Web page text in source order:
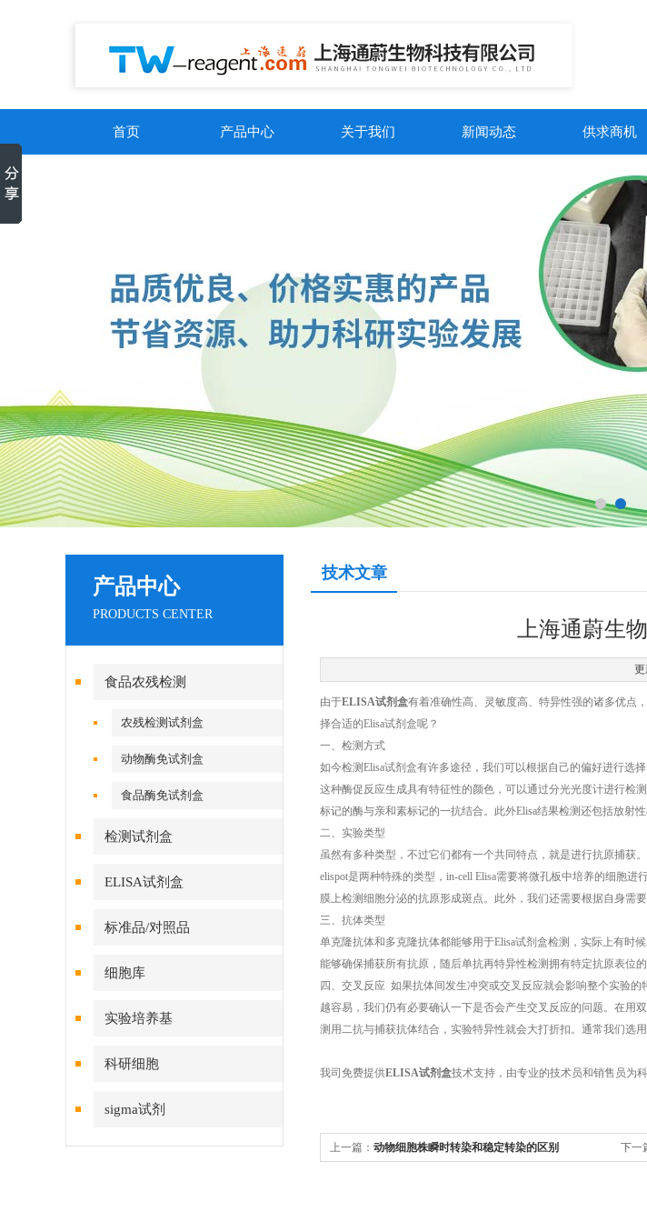
首页 产品中心 关于我们 新闻动态 供求商机
产品中心
PRODUCTS CENTER
食品农残检测
农残检测试剂盒
动物酶免试剂盒
食品酶免试剂盒
检测试剂盒
ELISA试剂盒
标准品/对照品
细胞库
实验培养基
科研细胞
sigma试剂
技术文章
上海通蔚生
更
由于ELISA试剂盒有着准确性高、灵敏度高、特异性强的诸多优点
择合适的Elisa试剂盒呢？
一、检测方式
如今检测Elisa试剂盒有许多途径，我们可以根据自己的偏好进行选
这种酶促反应生成具有特征性的颜色，可以通过分光光度计进行检
标记的酶与亲和素标记的一抗结合。此外Elisa结果检测还包括放射
二、实验类型
虽然有多种类型，不过它们都有一个共同特点，就是进行抗原捕获
elispot是两种特殊的类型，in-cell Elisa需要将微孔板中培养的细胞
膜上检测细胞分泌的抗原形成斑点。此外，我们还需要根据自身需
三、抗体类型
单克隆抗体和多克隆抗体都能够用于Elisa试剂盒检测，实际上有时
能够确保捕获所有抗原，随后单抗再特异性检测拥有特定抗原表位的
四、交叉反应 如果抗体间发生冲突或交叉反应就会影响整个实验
越容易，我们仍有必要确认一下是否会产生交叉反应的问题。在用
测用二抗与捕获抗体结合，实验特异性就会大打折扣。通常我们选
我司免费提供ELISA试剂盒技术支持，由专业的技术员和销售员为
上一篇： 动物细胞株瞬时转染和稳定转染的区别 下一